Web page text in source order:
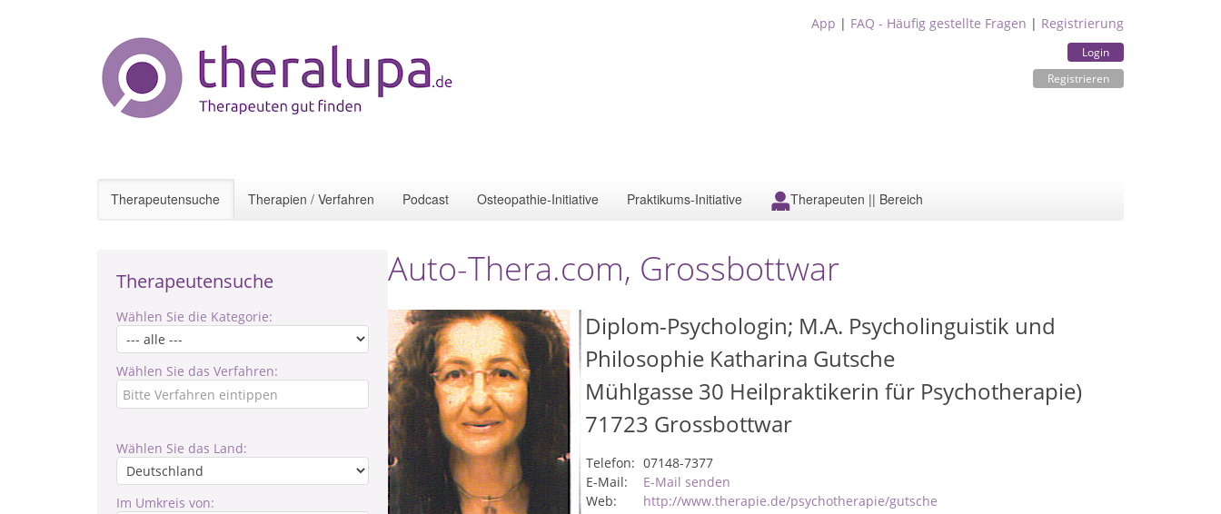
App | FAQ - Häufig gestellte Fragen | Registrierung
Login
Registrieren
Therapeutensuche Therapien / Verfahren Podcast Osteopathie-Initiative Praktikums-Initiative Therapeuten || Bereich
Therapeutensuche
Wählen Sie die Kategorie:
Wählen Sie das Verfahren:
Wählen Sie das Land:
Im Umkreis von:
Auto-Thera.com, Grossbottwar
Diplom-Psychologin; M.A. Psycholinguistik und
Philosophie Katharina Gutsche
Mühlgasse 30 Heilpraktikerin für Psychotherapie)
71723 Grossbottwar
Telefon: 07148-7377
E-Mail:
E-Mail senden
Web:
http://www.therapie.de/psychotherapie/gutsche